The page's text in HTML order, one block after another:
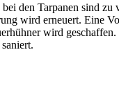
den Tarpanen sind zu
wird erneuert. Eine
wird